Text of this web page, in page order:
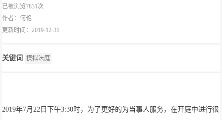
已被浏览7831次
作者：何艳
更新时间：2019-12-31
关键词 模拟法庭
2019年7月22日下午3:30时，为了更好的为当事人服务，在开庭中进行很